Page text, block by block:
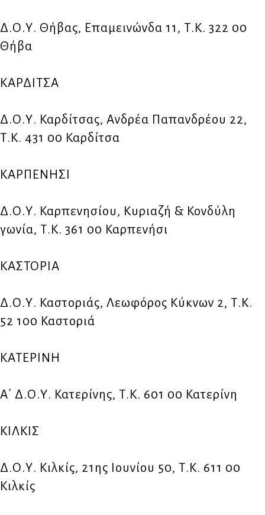
Δ.Ο.Υ. Θήβας, Επαμεινώνδα 11, Τ.Κ. 322 00
Θήβα
ΚΑΡΔΙΤΣΑ
Δ.Ο.Υ. Καρδίτσας, Ανδρέα Παπανδρέου 22,
Τ.Κ. 431 00 Καρδίτσα
ΚΑΡΠΕΝΗΣΙ
Δ.Ο.Υ. Καρπενησίου, Κυριαζή & Κονδύλη
γωνία, Τ.Κ. 361 00 Καρπενήσι
ΚΑΣΤΟΡΙΑ
Δ.Ο.Υ. Καστοριάς, Λεωφόρος Κύκνων 2, Τ.Κ.
52 100 Καστοριά
ΚΑΤΕΡΙΝΗ
Α΄ Δ.Ο.Υ. Κατερίνης, Τ.Κ. 601 00 Κατερίνη
ΚΙΛΚΙΣ
Δ.Ο.Υ. Κιλκίς, 21ης Ιουνίου 50, Τ.Κ. 611 00
Κιλκίς